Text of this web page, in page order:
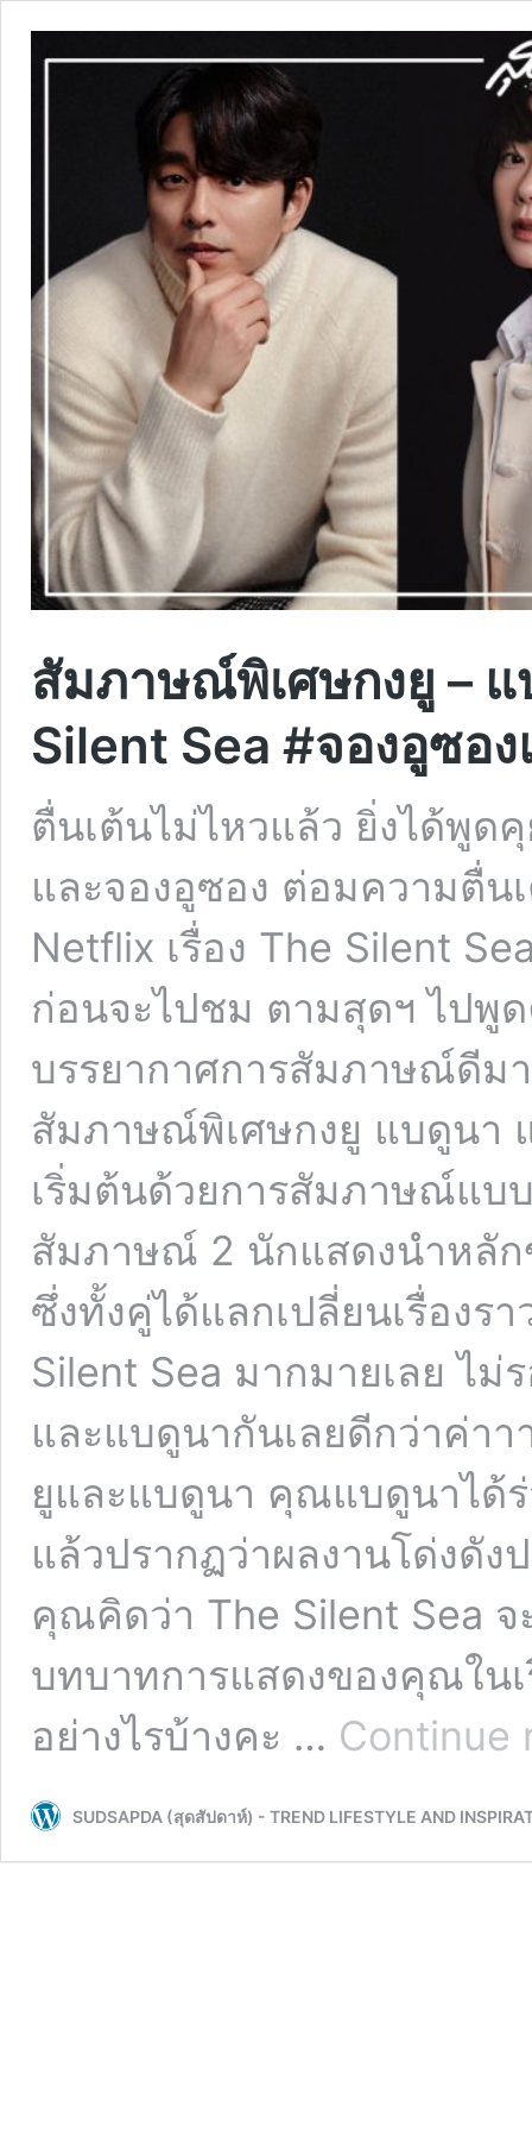
สัมภาษณ์พิเศษกงยู – แ
Silent Sea #จองอูซอ
ตื่นเต้นไม่ไหวแล้ว ยิ่งได้พู
และจองอูซอง ต่อมความตื่น
Netflix เรื่อง The Silent
ก่อนจะไปชม ตามสุดฯ ไปพู
บรรยากาศการสัมภาษณ์ดีม
สัมภาษณ์พิเศษกงยู แบดูนา
เริ่มต้นด้วยการสัมภาษณ์แบ
สัมภาษณ์ 2 นักแสดงนำหลัก
ซึ่งทั้งคู่ได้แลกเปลี่ยนเรื่องร
Silent Sea มากมายเลย ไ
และแบดูนากันเลยดีกว่าค่า
ยูและแบดูนา คุณแบดูนาได้
แล้วปรากฏว่าผลงานโด่งดัง
คุณคิดว่า The Silent Sea จ
บทบาทการแสดงของคุณใน
อย่างไรบ้างคะ … Continue
SUDSAPDA (สุดสัปดาห์) - TREND LIFESTYLE AND